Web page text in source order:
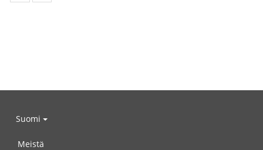
Suomi
Meistä